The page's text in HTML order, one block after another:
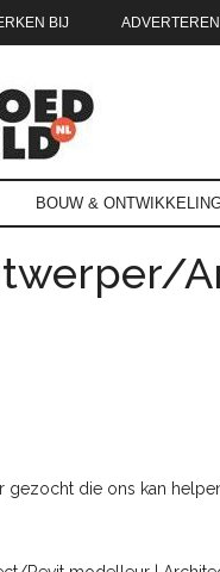
BIJ ADVERTEREN
BOUW &
gezocht die ons kan